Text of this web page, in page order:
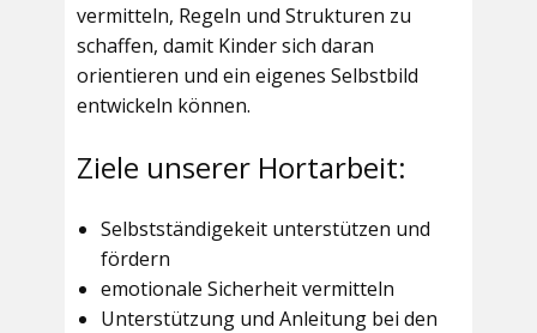
vermitteln, Regeln und Strukturen zu
schaffen, damit Kinder sich daran
orientieren und ein eigenes Selbstbild
entwickeln können.
Ziele unserer Hortarbeit:
Selbstständigekeit unterstützen und
fördern
emotionale Sicherheit vermitteln
Unterstützung und Anleitung bei den